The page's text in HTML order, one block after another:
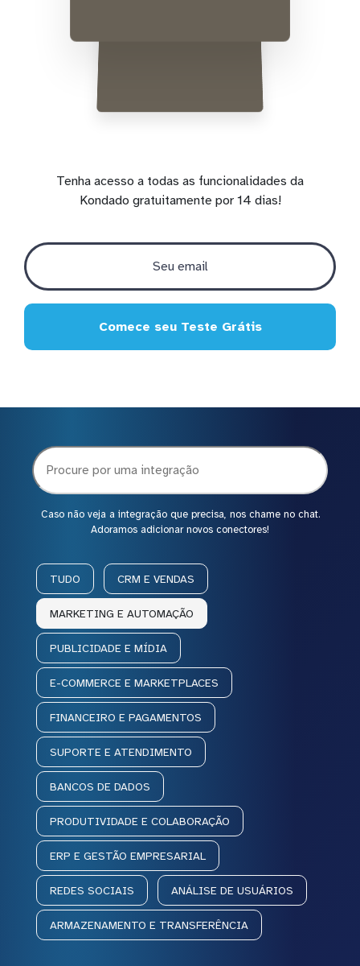
Tenha acesso a todas as funcionalidades da
Kondado gratuitamente por 14 dias!
Comece seu Teste Grátis
Caso não veja a integração que precisa, nos chame no chat.
Adoramos adicionar novos conectores!
TUDO CRM E VENDAS
MARKETING E AUTOMAÇÃO
PUBLICIDADE E MÍDIA
E-COMMERCE E MARKETPLACES
FINANCEIRO E PAGAMENTOS
SUPORTE E ATENDIMENTO
BANCOS DE DADOS
PRODUTIVIDADE E COLABORAÇÃO
ERP E GESTÃO EMPRESARIAL
REDES SOCIAIS ANÁLISE DE USUÁRIOS
ARMAZENAMENTO E TRANSFERÊNCIA